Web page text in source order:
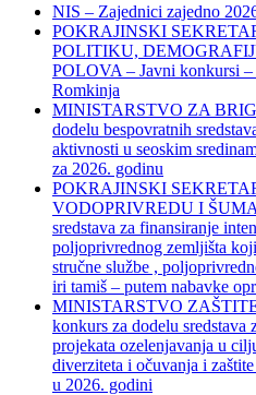
NIS – Zajednici zajedno
POKRAJINSKI
POLITIKU,
POLOVA – Javni konkursi –
Romkinja
MINISTARSTVO ZA
dodelu bespovratnih
aktivnosti u seoskim
za 2026. godinu
POKRAJINSKI
VODOPRIVREDU I
sredstava za finansiranje
poljoprivrednog zemljišta
stručne službe ,
iri tamiš ‒ putem nabavke
MINISTARSTVO
konkurs za dodelu sredstava
projekata ozelenjavanja u
diverziteta i očuvanja i
u 2026. godini